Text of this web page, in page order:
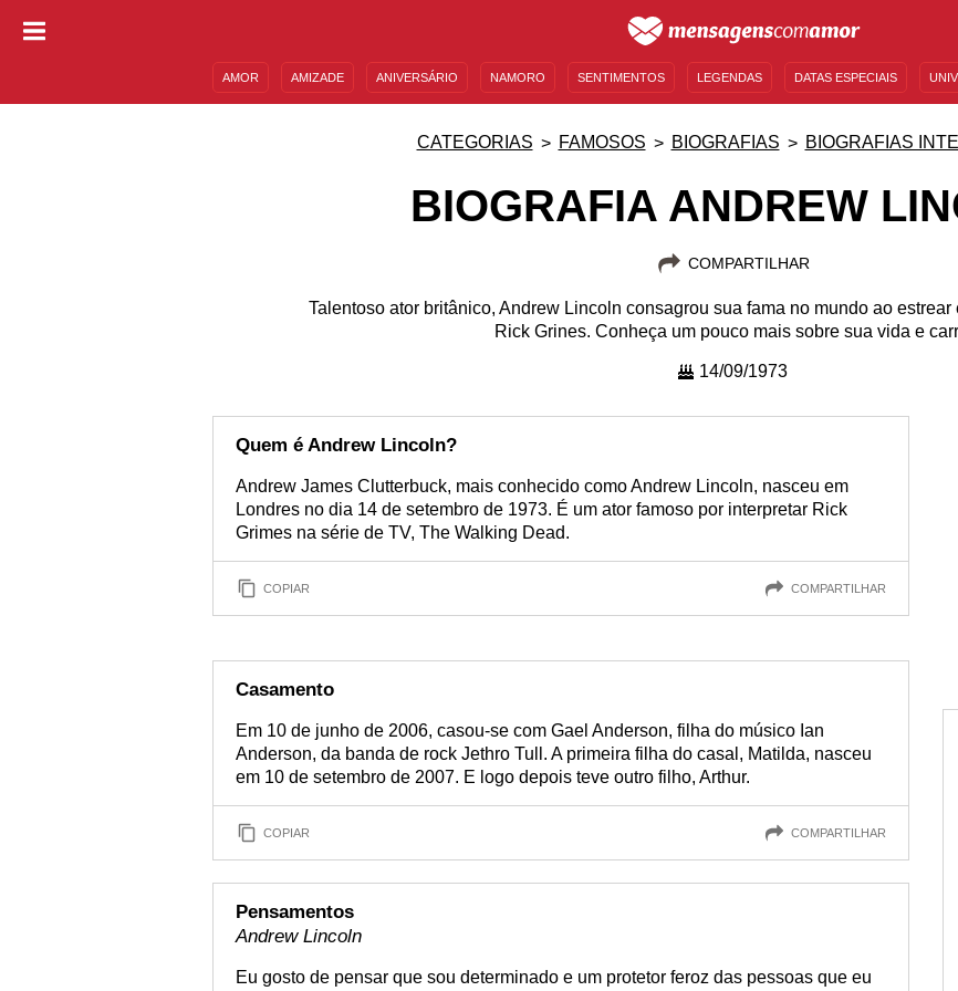
AMOR AMIZADE ANIVERSÁRIO NAMORO SENTIMENTOS LEGENDAS DATAS ESPECIAIS
CATEGORIAS FAMOSOS BIOGRAFIAS BIOGRAFIAS
BIOGRAFIA ANDREW
COMPARTILHAR
Talentoso ator britânico, Andrew Lincoln consagrou sua fama no mundo ao
Rick Grines. Conheça um pouco mais sobre sua vida e
14/09/1973
Quem é Andrew Lincoln?
Andrew James Clutterbuck, mais conhecido como Andrew Lincoln, nasceu em
Londres no dia 14 de setembro de 1973. É um ator famoso por interpretar Rick
Grimes na série de TV, The Walking Dead.
COPIAR COMPARTILHAR
Casamento
Em 10 de junho de 2006, casou-se com Gael Anderson, filha do músico Ian
Anderson, da banda de rock Jethro Tull. A primeira filha do casal, Matilda, nasceu
em 10 de setembro de 2007. E logo depois teve outro filho, Arthur.
COPIAR COMPARTILHAR
Pensamentos
Andrew Lincoln
Eu gosto de pensar que sou determinado e um protetor feroz das pessoas que eu